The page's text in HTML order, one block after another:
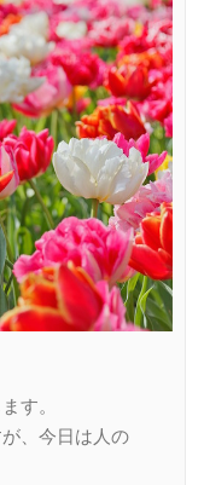
す。
、今日は人の